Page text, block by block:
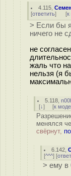
4.115 ,
[ответить] [к
> Если бы
ничего не
не
жаль что
нельзя (я
5.118 ,
[↓] [к
менялся
свёрнут,
6.142 ,
[^^^] [
> ему в